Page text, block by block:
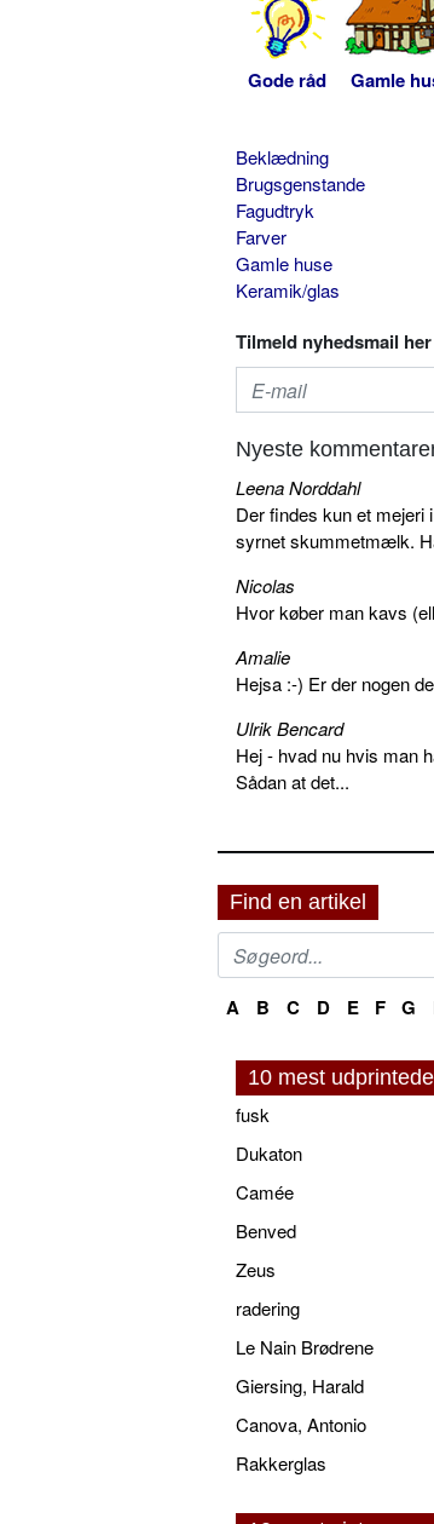
Gode råd Gamle
Beklædning
Brugsgenstande
Fagudtryk
Farver
Gamle huse
Keramik/glas
Tilmeld nyhedsmail her
Nyeste
Leena Norddahl
Der findes kun et
syrnet skummetmælk.
Nicolas
Hvor køber man kavs
Amalie
Hejsa :-) Er der nogen
Ulrik Bencard
Hej - hvad nu hvis man
Sådan at det...
Find en artikel
A B C D E F G
10 mest udprintede
fusk
Dukaton
Camée
Benved
Zeus
radering
Le Nain Brødrene
Giersing, Harald
Canova, Antonio
Rakkerglas